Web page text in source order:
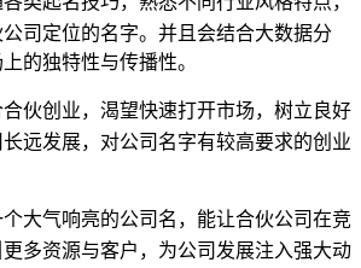
司定位的名字。并且会结合大数据分
的独特性与传播性。
合伙创业，渴望快速打开市场，树立良好
远发展，对公司名字有较高要求的创业
个大气响亮的公司名，能让合伙公司在竞
多资源与客户，为公司发展注入强大动